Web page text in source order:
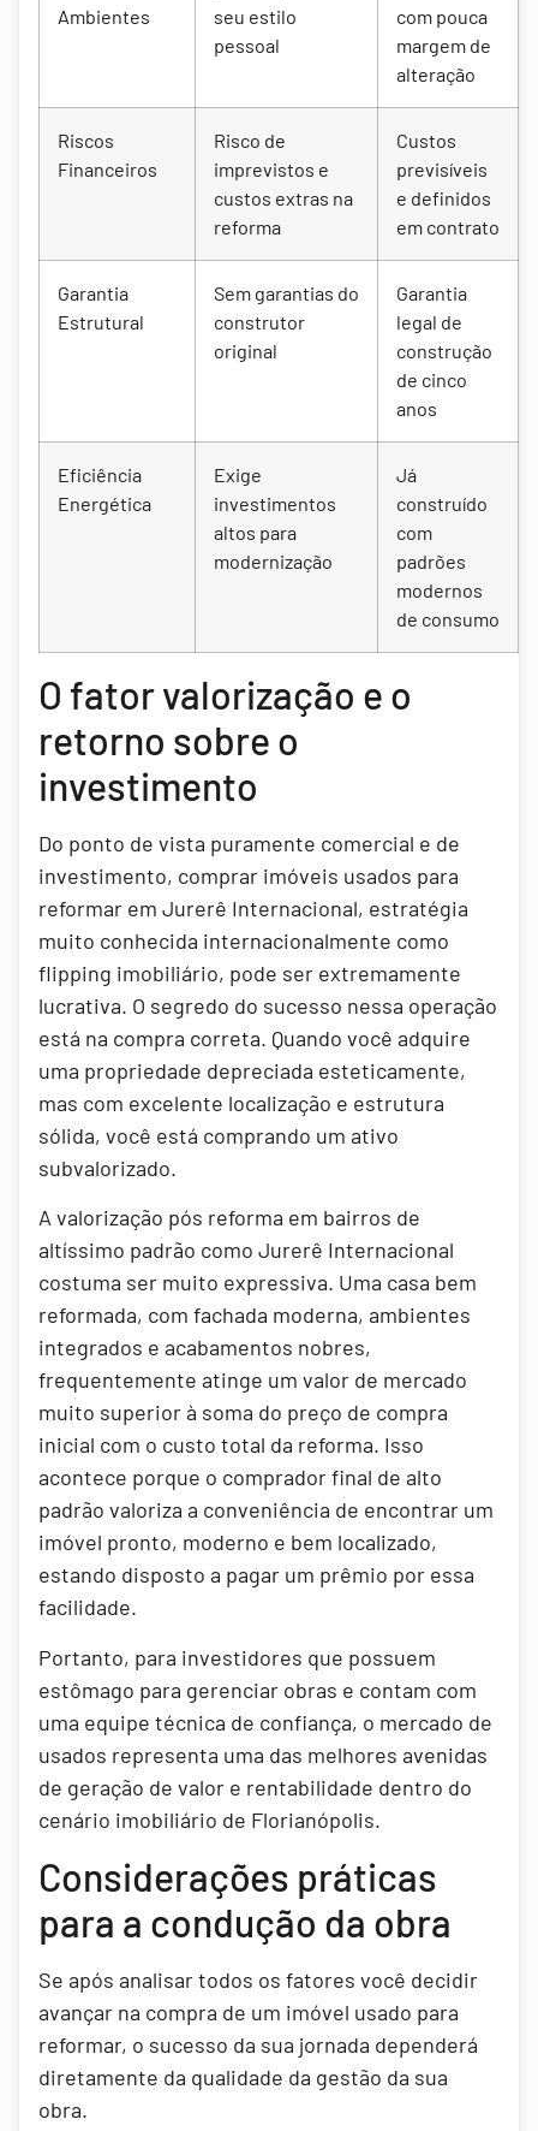
Ambientes
seu estilo
pessoal
com pouca
margem de
alteração
Riscos
Financeiros
Risco de
imprevistos e
custos extras na
reforma
Custos
previsíveis
e definidos
em contrato
Garantia
Estrutural
Sem garantias do
construtor
original
Garantia
legal de
construção
de cinco
anos
Eficiência
Energética
Exige
investimentos
altos para
modernização
Já
construído
com
padrões
modernos
de consumo
O fator valorização e o
retorno sobre o
investimento
Do ponto de vista puramente comercial e de
investimento, comprar imóveis usados para
reformar em Jurerê Internacional, estratégia
muito conhecida internacionalmente como
flipping imobiliário, pode ser extremamente
lucrativa. O segredo do sucesso nessa operação
está na compra correta. Quando você adquire
uma propriedade depreciada esteticamente,
mas com excelente localização e estrutura
sólida, você está comprando um ativo
subvalorizado.
A valorização pós reforma em bairros de
altíssimo padrão como Jurerê Internacional
costuma ser muito expressiva. Uma casa bem
reformada, com fachada moderna, ambientes
integrados e acabamentos nobres,
frequentemente atinge um valor de mercado
muito superior à soma do preço de compra
inicial com o custo total da reforma. Isso
acontece porque o comprador final de alto
padrão valoriza a conveniência de encontrar um
imóvel pronto, moderno e bem localizado,
estando disposto a pagar um prêmio por essa
facilidade.
Portanto, para investidores que possuem
estômago para gerenciar obras e contam com
uma equipe técnica de confiança, o mercado de
usados representa uma das melhores avenidas
de geração de valor e rentabilidade dentro do
cenário imobiliário de Florianópolis.
Considerações práticas
para a condução da obra
Se após analisar todos os fatores você decidir
avançar na compra de um imóvel usado para
reformar, o sucesso da sua jornada dependerá
diretamente da qualidade da gestão da sua
obra.